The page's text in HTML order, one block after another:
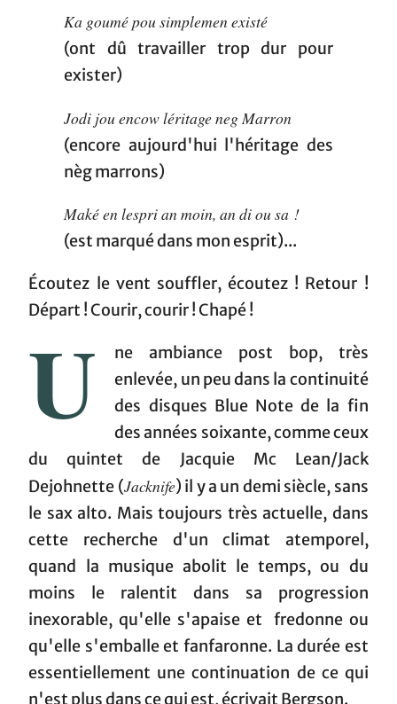
Ka goumé pou simplemen existé
(ont dû travailler trop dur pour
exister)
Jodi jou encow léritage neg Marron
(encore aujourd'hui l'héritage des
nèg marrons)
Maké en lespri an moin, an di ou sa !
(est marqué dans mon esprit)...
Écoutez le vent souffler, écoutez ! Retour !
Départ ! Courir, courir ! Chapé !
U
ne ambiance post bop, très
enlevée, un peu dans la continuité
des disques Blue Note de la fin
des années soixante, comme ceux
du quintet de Jacquie Mc Lean/Jack
Dejohnette (Jacknife) il y a un demi siècle, sans
le sax alto. Mais toujours très actuelle, dans
cette recherche d'un climat atemporel,
quand la musique abolit le temps, ou du
moins le ralentit dans sa progression
inexorable, qu'elle s'apaise et fredonne ou
qu'elle s'emballe et fanfaronne. La durée est
essentiellement une continuation de ce qui
n'est plus dans ce qui est, écrivait Bergson.